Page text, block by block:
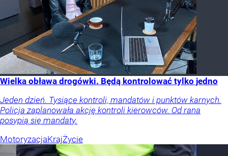
Wielka obława drogówki. Będą kontrolować tylko jedno
Jeden dzień. Tysiące kontroli, mandatów i punktów karnych.
Policja zaplanowała akcję kontroli kierowców. Od rana
posypią się mandaty.
MotoryzacjaKrajŻycie